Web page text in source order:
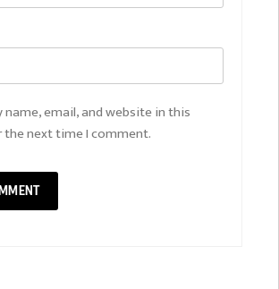
name, email, and website in this
next time I comment.